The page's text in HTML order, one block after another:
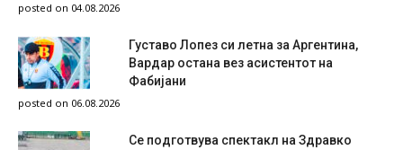
posted on 04.08.2026
Густаво Лопез си летна за Аргентина,
Вардар остана вез асистентот на
Фабијани
posted on 06.08.2026
Се подготвува спектакл на Здравко